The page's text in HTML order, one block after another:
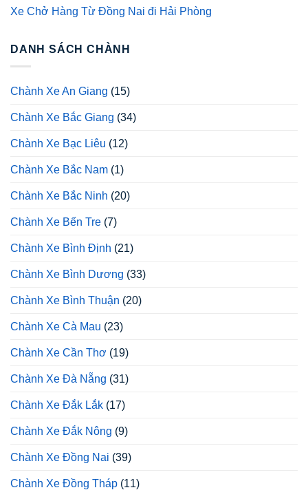
Xe Chở Hàng Từ Đồng Nai đi Hải Phòng
DANH SÁCH CHÀNH
Chành Xe An Giang (15)
Chành Xe Bắc Giang (34)
Chành Xe Bạc Liêu (12)
Chành Xe Bắc Nam (1)
Chành Xe Bắc Ninh (20)
Chành Xe Bến Tre (7)
Chành Xe Bình Định (21)
Chành Xe Bình Dương (33)
Chành Xe Bình Thuận (20)
Chành Xe Cà Mau (23)
Chành Xe Cần Thơ (19)
Chành Xe Đà Nẵng (31)
Chành Xe Đắk Lắk (17)
Chành Xe Đắk Nông (9)
Chành Xe Đồng Nai (39)
Chành Xe Đồng Tháp (11)